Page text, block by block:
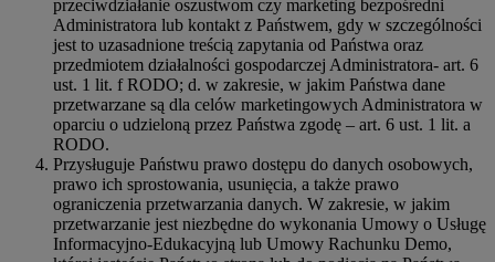
przeciwdziałanie oszustwom czy marketing bezpośredni
Administratora lub kontakt z Państwem, gdy w szczególności
jest to uzasadnione treścią zapytania od Państwa oraz
przedmiotem działalności gospodarczej Administratora- art. 6
ust. 1 lit. f RODO; d. w zakresie, w jakim Państwa dane
przetwarzane są dla celów marketingowych Administratora w
oparciu o udzieloną przez Państwa zgodę – art. 6 ust. 1 lit. a
RODO.
Przysługuje Państwu prawo dostępu do danych osobowych,
prawo ich sprostowania, usunięcia, a także prawo
ograniczenia przetwarzania danych. W zakresie, w jakim
przetwarzanie jest niezbędne do wykonania Umowy o Usługę
Informacyjno-Edukacyjną lub Umowy Rachunku Demo,